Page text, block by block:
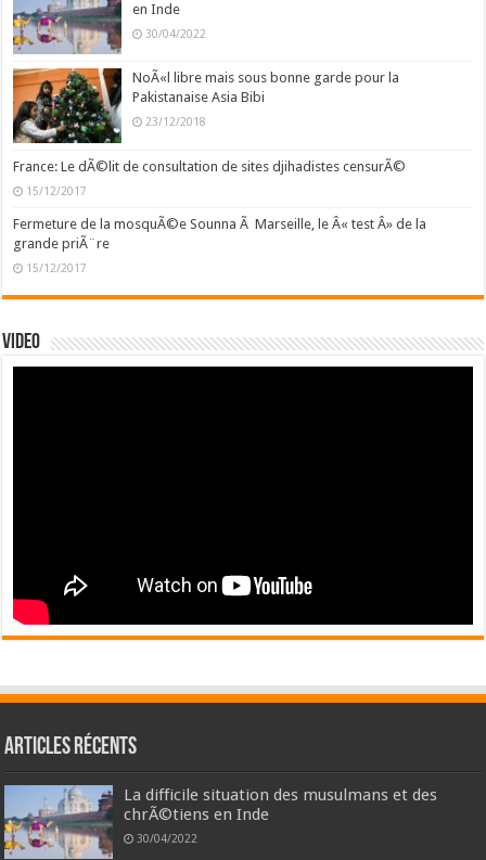
en Inde
30/04/2022
NoÃ«l libre mais sous bonne garde pour la
Pakistanaise Asia Bibi
23/12/2018
France: Le dÃ©lit de consultation de sites djihadistes censurÃ©
15/12/2017
Fermeture de la mosquÃ©e Sounna Ã Marseille, le Â« test Â» de la
grande priÃ¨re
15/12/2017
Video
Articles récents
La difficile situation des musulmans et des
chrÃ©tiens en Inde
30/04/2022